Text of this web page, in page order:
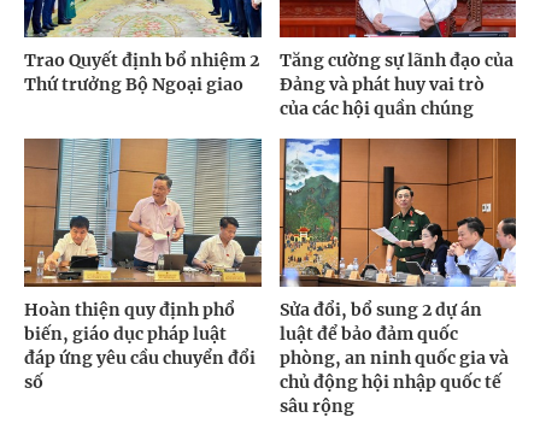
Trao Quyết định bổ nhiệm 2
Thứ trưởng Bộ Ngoại giao
Tăng cường sự lãnh đạo của
Đảng và phát huy vai trò
của các hội quần chúng
Hoàn thiện quy định phổ
biến, giáo dục pháp luật
đáp ứng yêu cầu chuyển đổi
số
Sửa đổi, bổ sung 2 dự án
luật để bảo đảm quốc
phòng, an ninh quốc gia và
chủ động hội nhập quốc tế
sâu rộng